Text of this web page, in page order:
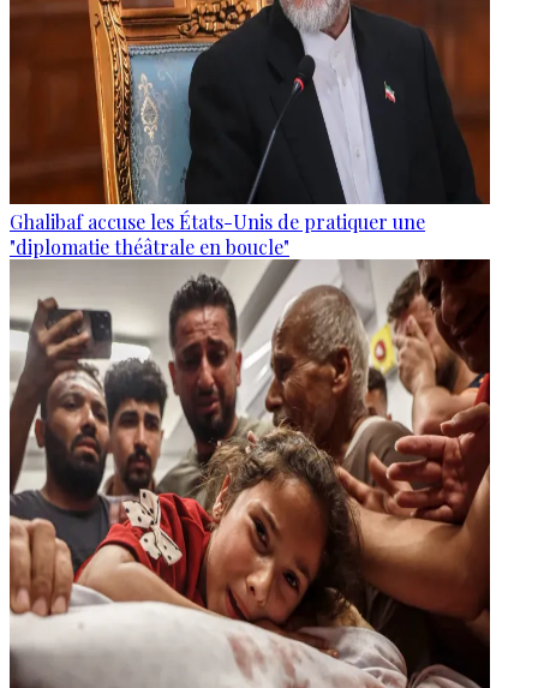
Ghalibaf accuse les États-Unis de pratiquer une
"diplomatie théâtrale en boucle"